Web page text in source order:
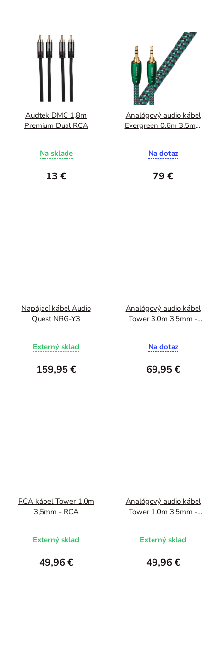
Audtek DMC 1,8m
Premium Dual RCA
Na sklade
13 €
Analógový audio kábel
Evergreen 0.6m 3.5mm
Na dotaz
79 €
Napájací kábel Audio
Quest NRG-Y3
Externý sklad
159,95 €
Analógový audio kábel
Tower 3.0m 3.5mm -
Na dotaz
69,95 €
RCA kábel Tower 1.0m
3,5mm - RCA
Externý sklad
49,96 €
Analógový audio kábel
Tower 1.0m 3.5mm -
Externý sklad
49,96 €